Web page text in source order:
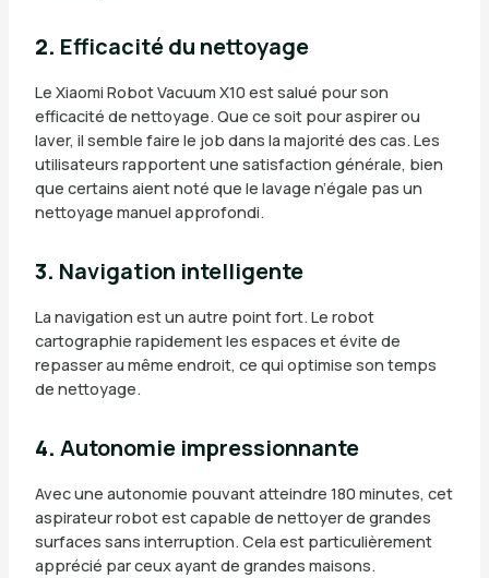
2. Efficacité du nettoyage
Le Xiaomi Robot Vacuum X10 est salué pour son
efficacité de nettoyage. Que ce soit pour aspirer ou
laver, il semble faire le job dans la majorité des cas. Les
utilisateurs rapportent une satisfaction générale, bien
que certains aient noté que le lavage n’égale pas un
nettoyage manuel approfondi.
3. Navigation intelligente
La navigation est un autre point fort. Le robot
cartographie rapidement les espaces et évite de
repasser au même endroit, ce qui optimise son temps
de nettoyage.
4. Autonomie impressionnante
Avec une autonomie pouvant atteindre 180 minutes, cet
aspirateur robot est capable de nettoyer de grandes
surfaces sans interruption. Cela est particulièrement
apprécié par ceux ayant de grandes maisons.